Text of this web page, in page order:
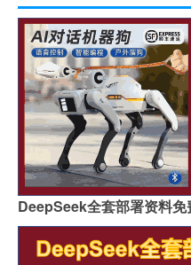
DeepSeek全套部署资料免